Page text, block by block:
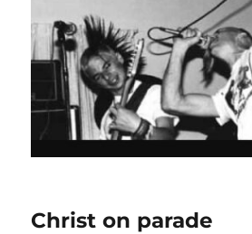
Christ on parade